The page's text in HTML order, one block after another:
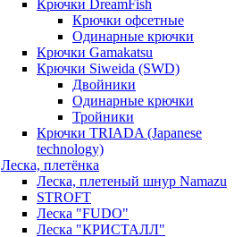
Крючки DreamFish
Крючки офсетные
Одинарные крючки
Крючки Gamakatsu
Крючки Siweida (SWD)
Двойники
Одинарные крючки
Тройники
Крючки TRIADA (Japanese
technology)
Леска, плетёнка
Леска, плетеный шнур Namazu
STROFT
Леска "FUDO"
Леска "КРИСТАЛЛ"